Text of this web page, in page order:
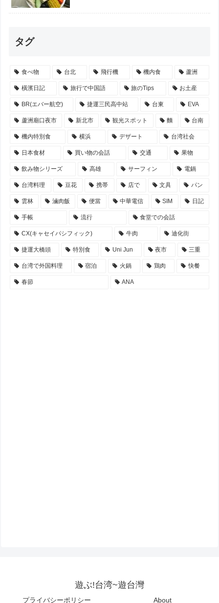
タグ
食べ物 台北 飛行機 機内食 蘆洲
橫濱日記 旅行で中国語 旅のTips お土産
BR(エバー航空) 捷運三民高中站 台東 EVA
蘆洲廟口夜市 新北市 観光スポット 麵 台南
機内特別食 横浜 デザート 台湾社会
日本食材 買い物の会話 交通 果物
飲み物シリーズ 高雄 サーフィン 電鍋
台湾料理 豆花 携帯 店で 文具 パン
雲林 滷肉飯 便當 中華電信 SIM 日記
手帳 流行 食堂での会話
CX(キャセイパシフィック) 牛肉 迪化街
捷運大橋頭 特別食 Uni Jun 夜市 三重
台湾で外国料理 宿泊 火鍋 鶏肉 快餐
春節 ANA
遊ぶ!台湾~遊台灣
プライバシーポリシー About